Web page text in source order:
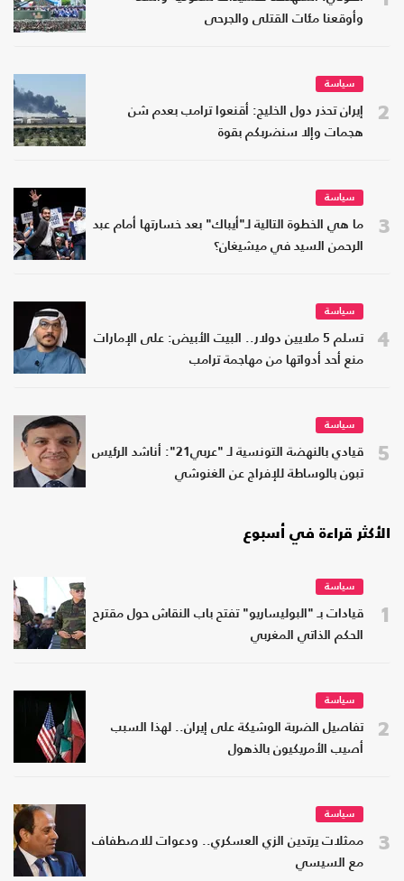
وأوقعنا مئات القتلى والجرحى
2
سياسة
إيران تحذر دول الخليج: أقنعوا ترامب بعدم شن
هجمات وإلا سنضربكم بقوة
3
سياسة
ما هي الخطوة التالية لـ"أيباك" بعد خسارتها أمام عبد
الرحمن السيد في ميشيغان؟
4
سياسة
تسلم 5 ملايين دولار.. البيت الأبيض: على الإمارات
منع أحد أدواتها من مهاجمة ترامب
5
سياسة
قيادي بالنهضة التونسية لـ "عربي21": أناشد الرئيس
تبون بالوساطة للإفراج عن الغنوشي
الأكثر قراءة في أسبوع
1
سياسة
قيادات بـ "البوليساريو" تفتح باب النقاش حول مقترح
الحكم الذاتي المغربي
2
سياسة
تفاصيل الضربة الوشيكة على إيران.. لهذا السبب
أصيب الأمريكيون بالذهول
3
سياسة
ممثلات يرتدين الزي العسكري.. ودعوات للاصطفاف
مع السيسي